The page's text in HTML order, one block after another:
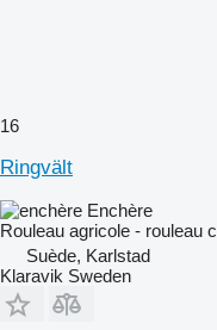
16
Ringvält
Enchère
Rouleau agricole - rouleau
Suède, Karlstad
Klaravik Sweden